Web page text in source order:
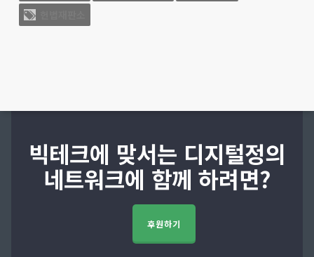
빅테크에 맞서는 디지털정의
네트워크에 함께 하려면?
후원하기